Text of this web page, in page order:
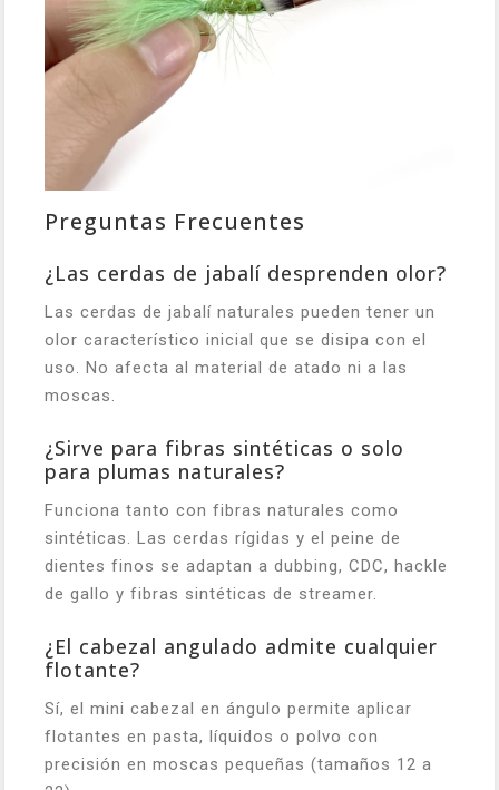
Preguntas Frecuentes
¿Las cerdas de jabalí desprenden olor?
Las cerdas de jabalí naturales pueden tener un
olor característico inicial que se disipa con el
uso. No afecta al material de atado ni a las
moscas.
¿Sirve para fibras sintéticas o solo
para plumas naturales?
Funciona tanto con fibras naturales como
sintéticas. Las cerdas rígidas y el peine de
dientes finos se adaptan a dubbing, CDC, hackle
de gallo y fibras sintéticas de streamer.
¿El cabezal angulado admite cualquier
flotante?
Sí, el mini cabezal en ángulo permite aplicar
flotantes en pasta, líquidos o polvo con
precisión en moscas pequeñas (tamaños 12 a